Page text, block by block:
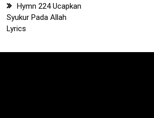
Hymn 224 Ucapkan
Syukur Pada Allah
Lyrics